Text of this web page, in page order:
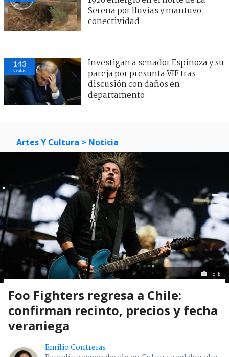
Serena por lluvias y mantuvo
conectividad
143
visitas
Investigan a senador Espinoza y su
pareja por presunta VIF tras
discusión con daños en
departamento
Artes Y Cultura > Noticia
EFE
Foo Fighters regresa a Chile:
confirman recinto, precios y fecha
veraniega
Emilio Contreras